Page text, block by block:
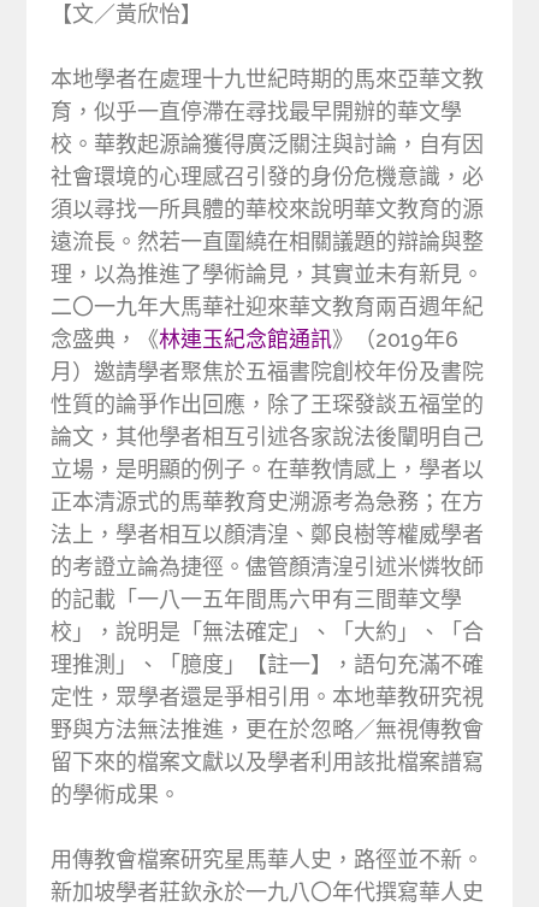
【文／黃欣怡】
本地學者在處理十九世紀時期的馬來亞華文教
育，似乎一直停滯在尋找最早開辦的華文學
校。華教起源論獲得廣泛關注與討論，自有因
社會環境的心理感召引發的身份危機意識，必
須以尋找一所具體的華校來說明華文教育的源
遠流長。然若一直圍繞在相關議題的辯論與整
理，以為推進了學術論見，其實並未有新見。
二〇一九年大馬華社迎來華文教育兩百週年紀
念盛典，《林連玉紀念館通訊》（2019年6
月）邀請學者聚焦於五福書院創校年份及書院
性質的論爭作出回應，除了王琛發談五福堂的
論文，其他學者相互引述各家說法後闡明自己
立場，是明顯的例子。在華教情感上，學者以
正本清源式的馬華教育史溯源考為急務；在方
法上，學者相互以顏清湟、鄭良樹等權威學者
的考證立論為捷徑。儘管顏清湟引述米憐牧師
的記載「一八一五年間馬六甲有三間華文學
校」，說明是「無法確定」、「大約」、「合
理推測」、「臆度」【註一】，語句充滿不確
定性，眾學者還是爭相引用。本地華教研究視
野與方法無法推進，更在於忽略／無視傳教會
留下來的檔案文獻以及學者利用該批檔案譜寫
的學術成果。
用傳教會檔案研究星馬華人史，路徑並不新。
新加坡學者莊欽永於一九八〇年代撰寫華人史